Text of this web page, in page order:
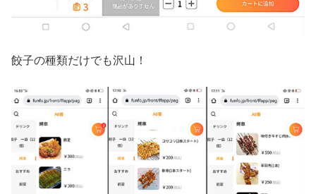
餃子の種類だけでも沢山！